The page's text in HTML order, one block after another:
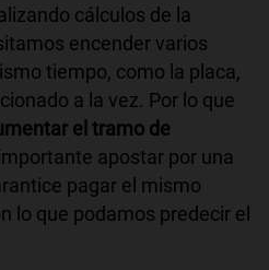
cálculos de la
encender varios
tiempo, como la placa,
a la vez. Por lo que
el tramo de
apostar por una
pagar el mismo
lo que podamos predecir el